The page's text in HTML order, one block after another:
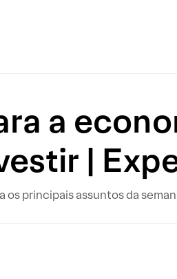
a
|
os principais assuntos da